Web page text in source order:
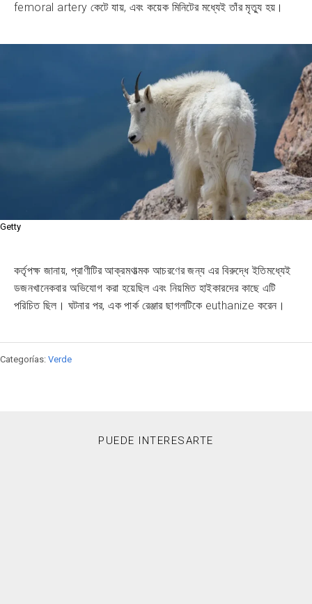
femoral artery কেটে যায়, এবং কয়েক মিনিটের মধ্যেই তাঁর মৃত্যু হয়।
Getty
কর্তৃপক্ষ জানায়, প্রাণীটির আক্রমণাত্মক আচরণের জন্য এর বিরুদ্ধে ইতিমধ্যেই
ডজনখানেকবার অভিযোগ করা হয়েছিল এবং নিয়মিত হাইকারদের কাছে এটি
পরিচিত ছিল। ঘটনার পর, এক পার্ক রেঞ্জার ছাগলটিকে euthanize করেন।
Categorías: Verde
PUEDE INTERESARTE